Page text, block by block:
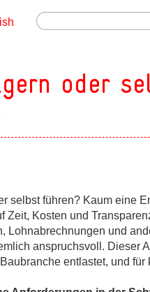
oder
selbst führen? Kaum eine
Zeit, Kosten und
Lohnabrechnungen und
anspruchsvoll. Dieser
entlastet, und für